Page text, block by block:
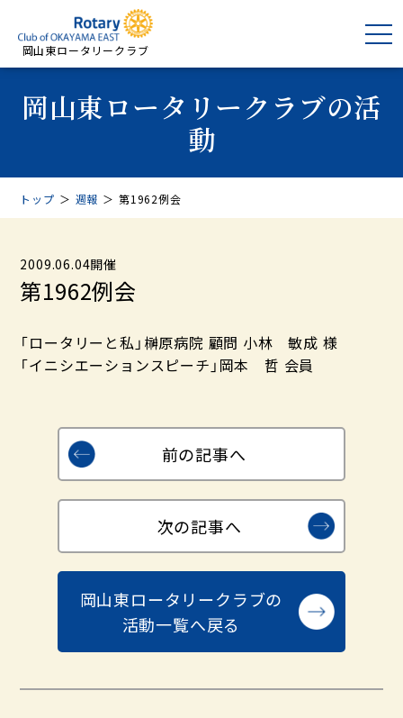
岡山東ロータリークラブ
岡山東ロータリークラブの活
動
トップ ＞ 週報 ＞ 第1962例会
2009.06.04開催
第1962例会
「ロータリーと私」榊原病院 顧問 小林 敏成 様
「イニシエーションスピーチ」岡本 哲 会員
前の記事へ
岡山東ロータリークラブの
活動一覧へ戻る
次の記事へ